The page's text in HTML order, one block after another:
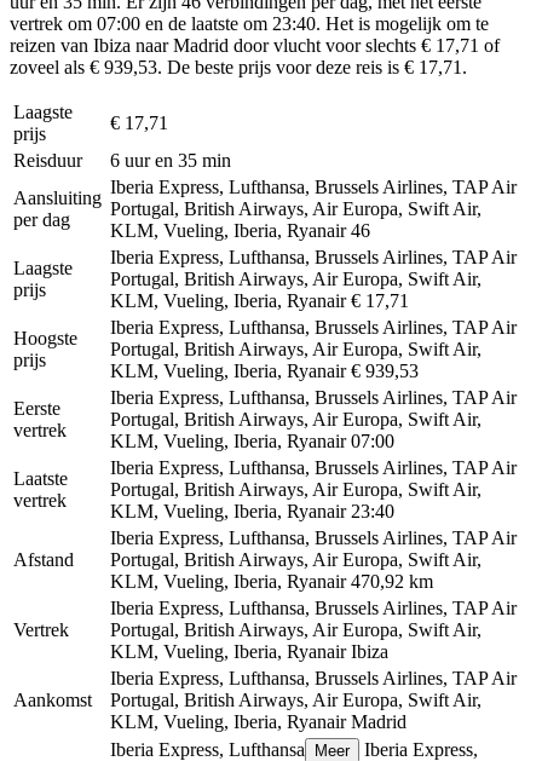
vertrek om 07:00 en de laatste om 23:40. Het is mogelijk om te
reizen van Ibiza naar Madrid door vlucht voor slechts € 17,71 of
zoveel als € 939,53. De beste prijs voor deze reis is € 17,71.
Laagste
prijs
€ 17,71
Reisduur
6 uur en 35 min
Aansluiting
per dag
Iberia Express, Lufthansa, Brussels Airlines, TAP Air
Portugal, British Airways, Air Europa, Swift Air,
KLM, Vueling, Iberia, Ryanair 46
Laagste
prijs
Iberia Express, Lufthansa, Brussels Airlines, TAP Air
Portugal, British Airways, Air Europa, Swift Air,
KLM, Vueling, Iberia, Ryanair € 17,71
Hoogste
prijs
Iberia Express, Lufthansa, Brussels Airlines, TAP Air
Portugal, British Airways, Air Europa, Swift Air,
KLM, Vueling, Iberia, Ryanair € 939,53
Eerste
vertrek
Iberia Express, Lufthansa, Brussels Airlines, TAP Air
Portugal, British Airways, Air Europa, Swift Air,
KLM, Vueling, Iberia, Ryanair 07:00
Laatste
vertrek
Iberia Express, Lufthansa, Brussels Airlines, TAP Air
Portugal, British Airways, Air Europa, Swift Air,
KLM, Vueling, Iberia, Ryanair 23:40
Afstand
Iberia Express, Lufthansa, Brussels Airlines, TAP Air
Portugal, British Airways, Air Europa, Swift Air,
KLM, Vueling, Iberia, Ryanair 470,92 km
Vertrek
Iberia Express, Lufthansa, Brussels Airlines, TAP Air
Portugal, British Airways, Air Europa, Swift Air,
KLM, Vueling, Iberia, Ryanair Ibiza
Aankomst
Iberia Express, Lufthansa, Brussels Airlines, TAP Air
Portugal, British Airways, Air Europa, Swift Air,
KLM, Vueling, Iberia, Ryanair Madrid
Iberia Express, Lufthansa Meer
Iberia Express,